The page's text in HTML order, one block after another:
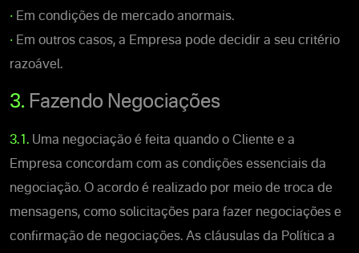
• Em condições de mercado anormais.
• Em outros casos, a Empresa pode decidir a seu critério
razoável.
3. Fazendo Negociações
3.1. Uma negociação é feita quando o Cliente e a
Empresa concordam com as condições essenciais da
negociação. O acordo é realizado por meio de troca de
mensagens, como solicitações para fazer negociações e
confirmação de negociações. As cláusulas da Política a